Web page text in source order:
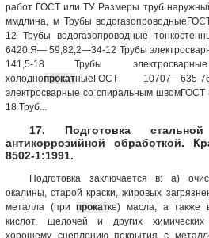
работ ГОСТ или ТУ Размеры труб
ммдлина, м Трубы
12 Трубы водогазопроводные
6420,Я— 59,82,2—34-12 Трубы
141,5-18 Трубы
холоднопрокатныеГОСТ
электросварные со спиральным
18 Труб...
17. Подготовка
антикоррозийной обработкой.
8502-1:1991.
Подготовка заключается в: a)
окалины, старой краски, жировых
металла (припрокатке) масла, а также
кислот, щелочей и других химических
хорошему сцеплению покрытия с